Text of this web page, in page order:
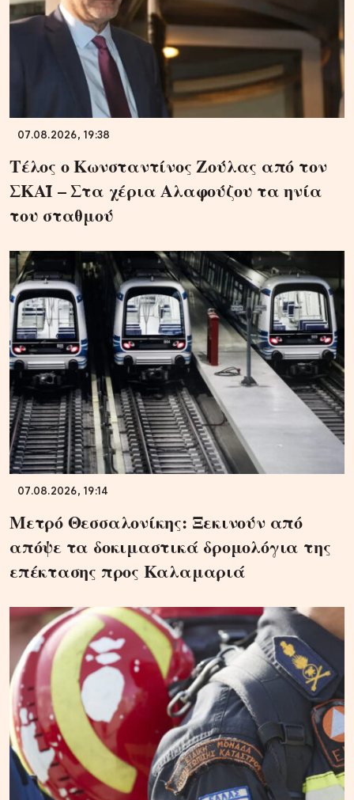
07.08.2026, 19:38
Τέλος ο Κωνσταντίνος Ζούλας από τον
ΣΚΑΪ – Στα χέρια Αλαφούζου τα ηνία
του σταθμού
07.08.2026, 19:14
Μετρό Θεσσαλονίκης: Ξεκινούν από
απόψε τα δοκιμαστικά δρομολόγια της
επέκτασης προς Καλαμαριά